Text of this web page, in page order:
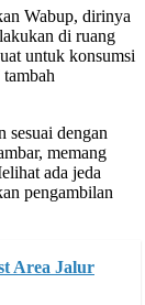
Wabup, dirinya
di ruang
untuk konsumsi
dengan
memang
ada jeda
pengambilan
Area Jalur